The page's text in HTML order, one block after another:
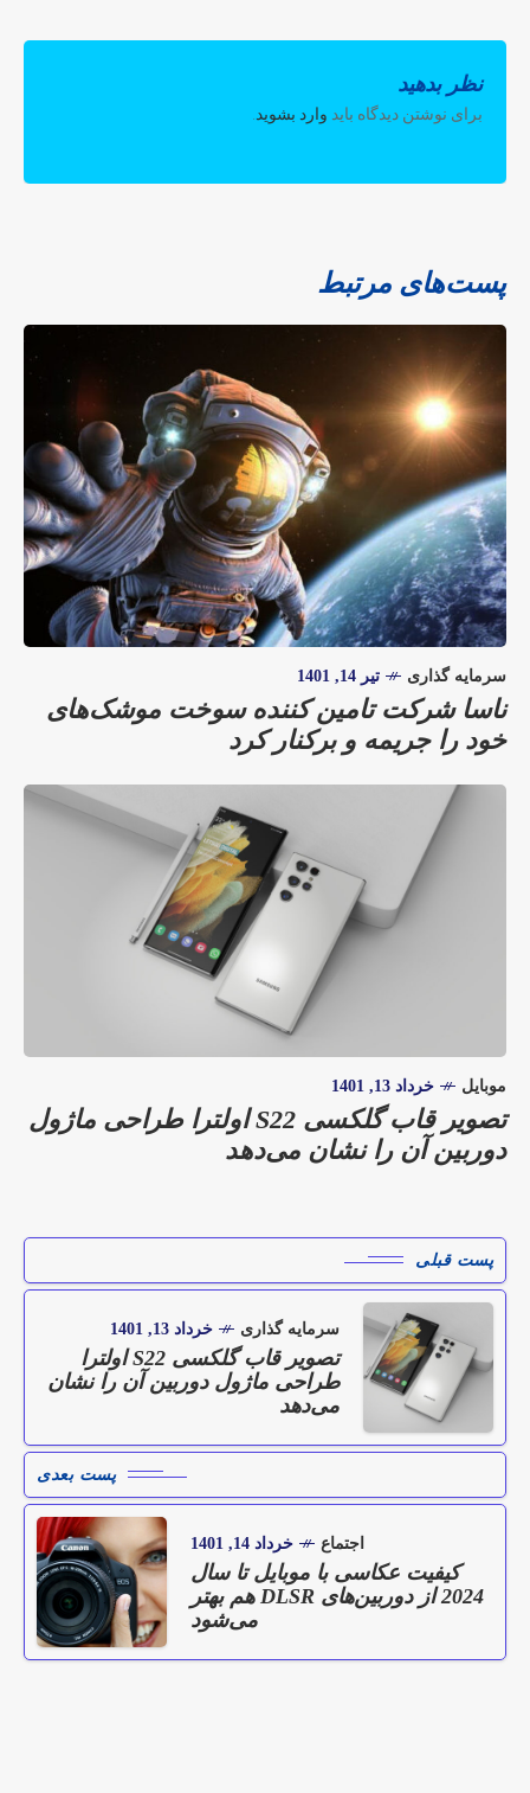
نظر بدهید
برای نوشتن دیدگاه باید وارد بشوید.
پست‌های مرتبط
سرمایه گذاری تیر 14, 1401
ناسا شرکت تامین کننده سوخت موشک‌های
خود را جریمه و برکنار کرد
موبایل خرداد 13, 1401
تصویر قاب گلکسی S22‌ اولترا طراحی ماژول
دوربین آن را نشان می‌دهد
پست قبلی
سرمایه گذاری خرداد 13, 1401
تصویر قاب گلکسی S22‌ اولترا
طراحی ماژول دوربین آن را نشان
می‌دهد
پست بعدی
اجتماع خرداد 14, 1401
کیفیت عکاسی با موبایل تا سال
2024 از دوربین‌های DLSR هم بهتر
می‌شود